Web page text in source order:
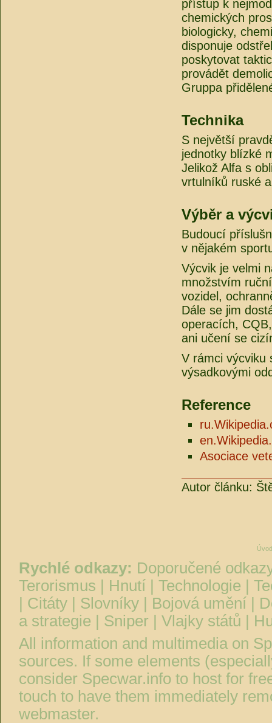
přístup k
chemických
biologicky,
disponuje
poskytovat
provádět
Gruppa
Technika
S největší
jednotky blízké
Jelikož Alfa s
vrtulníků ruské
Výběr a
Budoucí
v nějakém
Výcvik je velmi
množstvím
vozidel,
Dále se jim
operacích,
ani učení se
V rámci výcviku
výsadkovými
Reference
Asociace
Autor článku:
Rychlé odkazy: Doporučené
Terorismus
Hnutí Technologie
Citáty Slovníky Bojová umění
a strategie
Sniper Vlajky států
All information and multimedia on
sources. If some elements
consider Specwar.info to host for
touch to have them immediately
webmaster.